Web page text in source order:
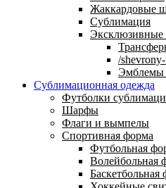
Жаккардовые
Сублимация
Эксклюзивные
/
Эмблемы
Сублимационная одежда
Футболки
Шарфы
Флаги и вымпелы
Спортивная форма
Футбольная
Волейбольная
Баскетбольная